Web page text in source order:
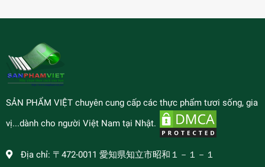
SẢN PHẨM VIỆT chuyên cung cấp các thực phẩm tươi sống, gia
vị...dành cho người Việt Nam tại Nhật.
Địa chỉ: 〒472-0011 愛知県知立市昭和１－１－１